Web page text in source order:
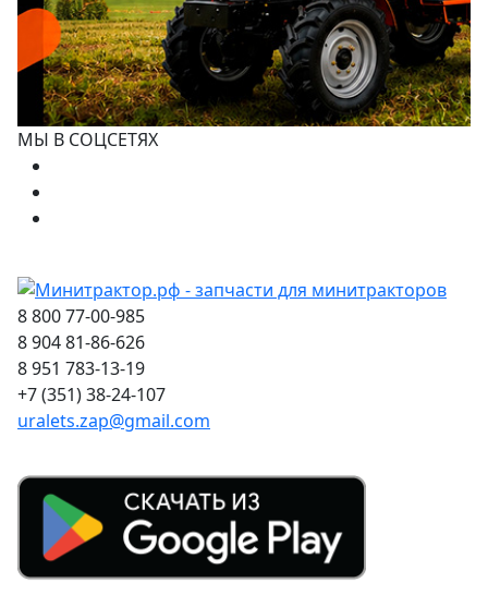
МЫ В СОЦСЕТЯХ
8 800 77-00-985
8 904 81-86-626
8 951 783-13-19
+7 (351) 38-24-107
uralets.zap@gmail.com